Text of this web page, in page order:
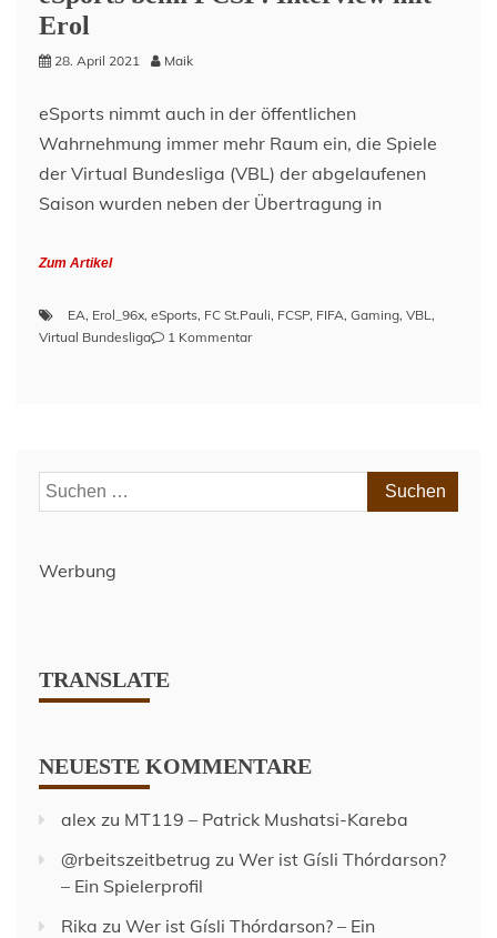
Erol
28. April 2021 Maik
eSports nimmt auch in der öffentlichen
Wahrnehmung immer mehr Raum ein, die Spiele
der Virtual Bundesliga (VBL) der abgelaufenen
Saison wurden neben der Übertragung in
Zum Artikel
EA, Erol_96x, eSports, FC St.Pauli, FCSP, FIFA, Gaming, VBL,
Virtual Bundesliga
1 Kommentarzu
Erol
Suchen
nach:
Werbung
TRANSLATE
NEUESTE KOMMENTARE
alex zu MT119 – Patrick Mushatsi-Kareba
@rbeitszeitbetrug zu Wer ist Gísli Thórdarson?
– Ein Spielerprofil
Rika zu Wer ist Gísli Thórdarson? – Ein